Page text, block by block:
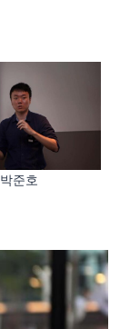
박준호